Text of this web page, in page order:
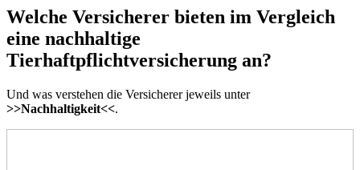
Welche Versicherer bieten im Vergleich
eine nachhaltige
Tierhaftpflichtversicherung an?
Und was verstehen die Versicherer jeweils unter
>>Nachhaltigkeit<<.